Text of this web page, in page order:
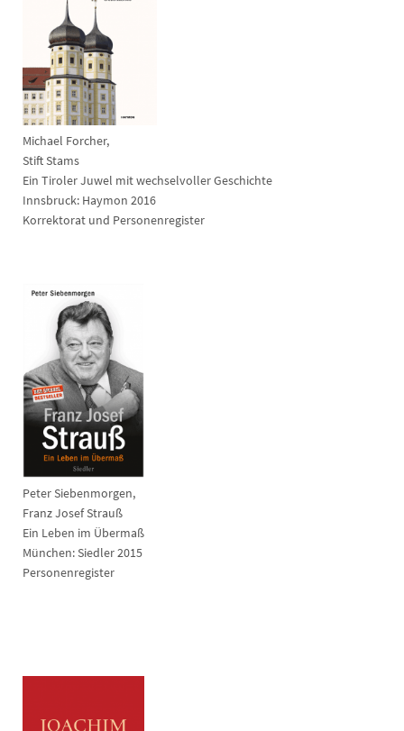
Michael Forcher,
Stift Stams
Ein Tiroler Juwel mit wechselvoller Geschichte
Innsbruck: Haymon 2016
Korrektorat und Personenregister
Peter Siebenmorgen,
Franz Josef Strauß
Ein Leben im Übermaß
München: Siedler 2015
Personenregister